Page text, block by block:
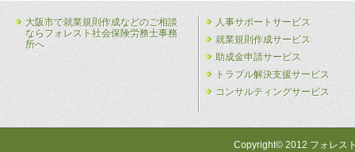
大阪市で就業規則作成などのご相談
ならフォレスト社会保険労務士事務
所へ
人事サポートサービス
就業規則作成サービス
助成金申請サービス
トラブル解決支援サービス
コンサルティングサービス
Copyright© 2012 フォレス